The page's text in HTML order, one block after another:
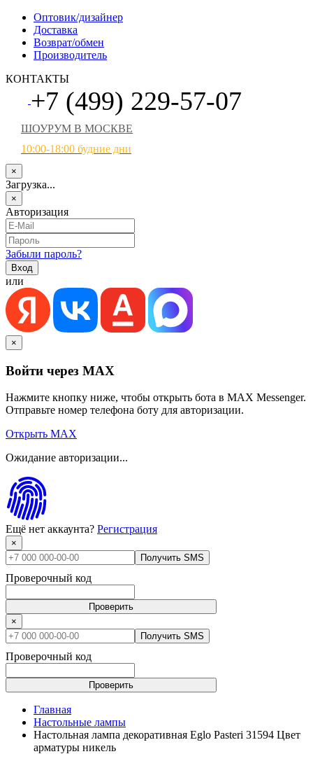
Оптовик/дизайнер
Доставка
Возврат/обмен
Производитель
КОНТАКТЫ
+7 (499) 229-57-07
ШОУРУМ В МОСКВЕ
10:00-18:00 будние дни
×
Загрузка...
×
Авторизация
Забыли пароль?
или
×
Войти через MAX
Нажмите кнопку ниже, чтобы открыть бота в MAX Messenger.
Отправьте номер телефона боту для авторизации.
Открыть MAX
Ожидание авторизации...
Ещё нет аккаунта? Регистрация
×
Получить SMS
Проверочный код
Проверить
×
Получить SMS
Проверочный код
Проверить
Главная
Настольные лампы
Настольная лампа декоративная Eglo Pasteri 31594 Цвет
арматуры никель